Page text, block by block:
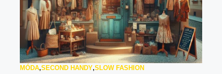
MÓDA,SECOND HANDY,SLOW FASHION